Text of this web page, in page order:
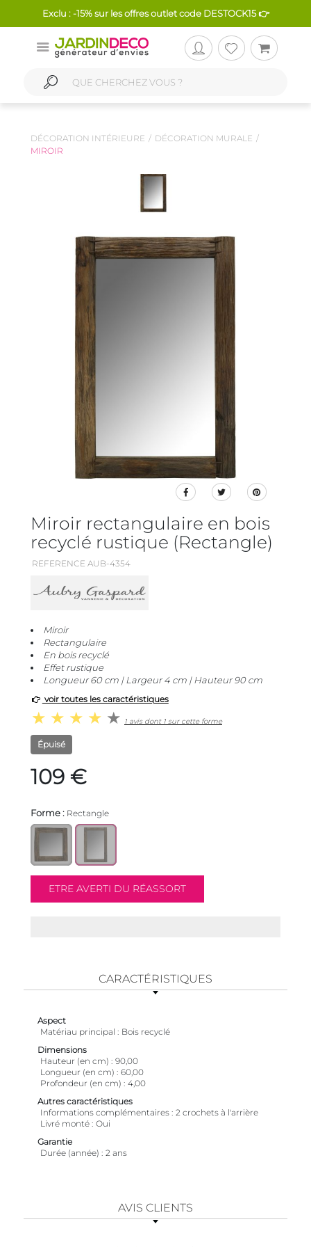
Exclu : -15% sur les offres outlet code DESTOCK15 👉
DÉCORATION INTÉRIEURE
DÉCORATION MURALE
MIROIR
Miroir rectangulaire en bois
recyclé rustique (Rectangle)
REFERENCE AUB-4354
Miroir
Rectangulaire
En bois recyclé
Effet rustique
Longueur 60 cm | Largeur 4 cm | Hauteur 90 cm
voir toutes les caractéristiques
1 avis dont 1 sur cette forme
Épuisé
109 €
Forme : Rectangle
CARACTÉRISTIQUES
Aspect
Matériau principal
Bois recyclé
Dimensions
Hauteur (en cm)
90,00
Longueur (en cm)
60,00
Profondeur (en cm)
4,00
Autres caractéristiques
Informations complémentaires 2 crochets à l'arrière
Livré monté Oui
Garantie
Durée (année)
2 ans
AVIS CLIENTS